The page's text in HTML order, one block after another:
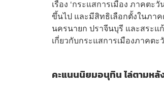
เรื่อง ‘กระแสการเมือง ภาคต
ขึ้นไป และมีสิทธิเลือกตั้งในภา
นครนายก ปราจีนบุรี และสระแ
เกี่ยวกับกระแสการเมืองภาคตะ
คะแนนนิยมอนุทิน ไล่ตามห